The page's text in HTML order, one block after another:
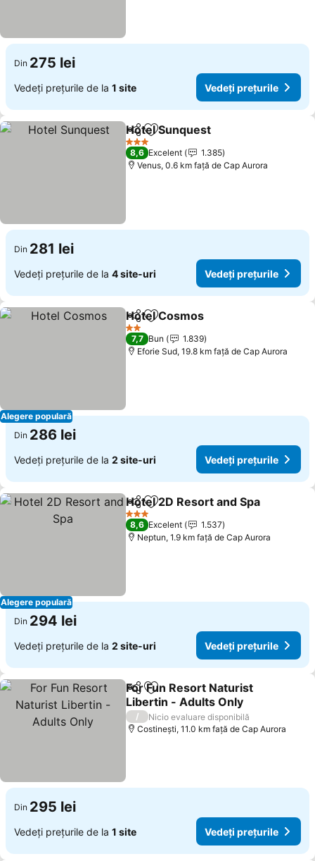
Din 275 lei
Vedeți prețurile de la 1 site Vedeți prețurile
DistribuițiAdăugaţi la favorite
Hotel Sunquest
3 Stele
8,6 Excelent
1.385
Venus, 0.6 km faţă de Cap Aurora
Din 281 lei
Vedeți prețurile de la 4 site-uri Vedeți prețurile
Alegere populară
DistribuițiAdăugaţi la favorite
Hotel Cosmos
2 Stele
7,7 Bun
1.839
Eforie Sud, 19.8 km faţă de Cap Aurora
Din 286 lei
Vedeți prețurile de la 2 site-uri Vedeți prețurile
Alegere populară
DistribuițiAdăugaţi la favorite
Hotel 2D Resort and Spa
3 Stele
8,6 Excelent
1.537
Neptun, 1.9 km faţă de Cap Aurora
Din 294 lei
Vedeți prețurile de la 2 site-uri Vedeți prețurile
DistribuițiAdăugaţi la favorite
For Fun Resort Naturist
Libertin - Adults Only
Vedeți prețurile
/
Nicio evaluare disponibilă
Costinești, 11.0 km faţă de Cap Aurora
Din 295 lei
Vedeți prețurile de la 1 site Vedeți prețurile